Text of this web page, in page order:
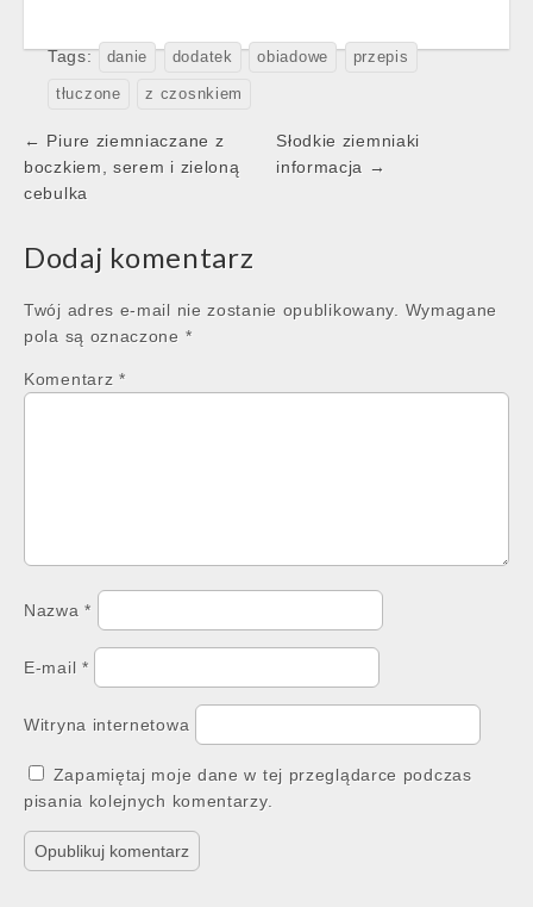
Tags: danie dodatek obiadowe przepis
tłuczone z czosnkiem
Post
navigation
← Piure ziemniaczane z
boczkiem, serem i zieloną
cebulka
Słodkie ziemniaki
informacja →
Dodaj komentarz
Twój adres e-mail nie zostanie opublikowany.
Wymagane
pola są oznaczone *
Komentarz *
Nazwa*
E-mail *
Witryna internetowa
Zapamiętaj moje dane w tej przeglądarce podczas
pisania kolejnych komentarzy.